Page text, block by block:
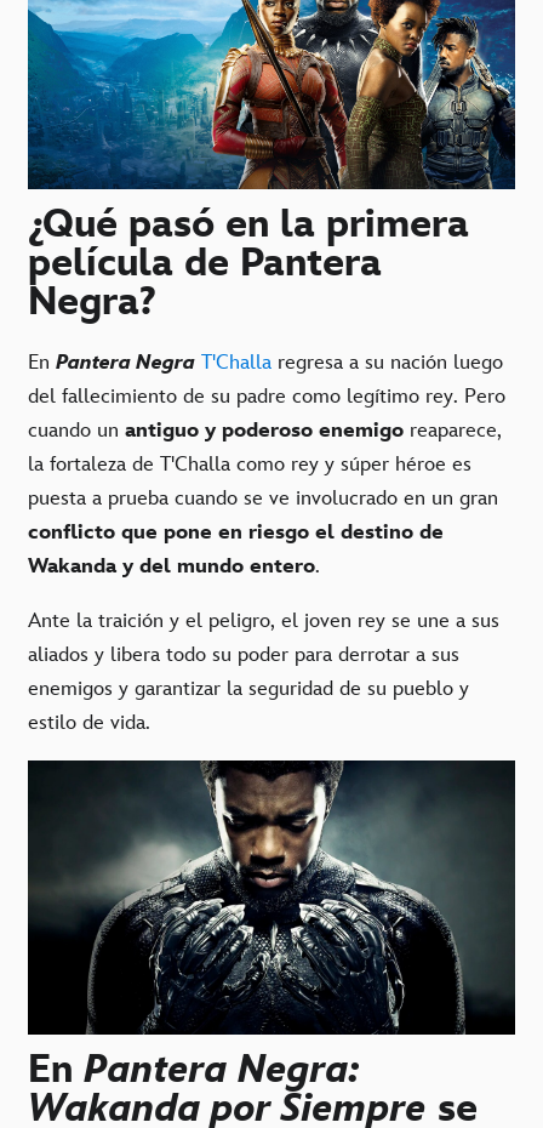
¿Qué pasó en la primera
película de Pantera
Negra?
En Pantera Negra T'Challa regresa a su nación luego
del fallecimiento de su padre como legítimo rey. Pero
cuando un antiguo y poderoso enemigo reaparece,
la fortaleza de T'Challa como rey y súper héroe es
puesta a prueba cuando se ve involucrado en un gran
conflicto que pone en riesgo el destino de
Wakanda y del mundo entero.
Ante la traición y el peligro, el joven rey se une a sus
aliados y libera todo su poder para derrotar a sus
enemigos y garantizar la seguridad de su pueblo y
estilo de vida.
En Pantera Negra:
Wakanda por Siempre se